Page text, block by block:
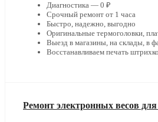
Диагностика — 0 ₽
Срочный ремонт от 1 часа
Быстро, надежно, выгодно
Оригинальные термоголовки,
Выезд в магазины, на склады, в
Восстанавливаем печать
Ремонт электронных весов